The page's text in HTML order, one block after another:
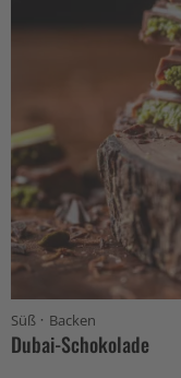
Süß · Backen
Dubai-Schokolade